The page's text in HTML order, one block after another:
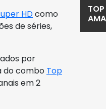
HDcomo
de séries,
por
do combo Top
em 2